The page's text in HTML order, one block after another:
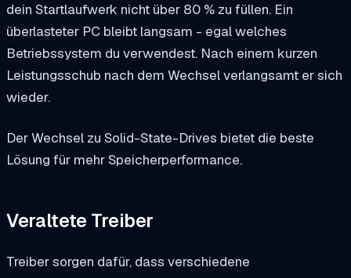
dein Startlaufwerk nicht über 80 % zu füllen. Ein
überlasteter PC bleibt langsam - egal welches
Betriebssystem du verwendest. Nach einem kurzen
Leistungsschub nach dem Wechsel verlangsamt er sich
wieder.
Der Wechsel zu Solid-State-Drives bietet die beste
Lösung für mehr Speicherperformance.
Veraltete Treiber
Treiber sorgen dafür, dass verschiedene